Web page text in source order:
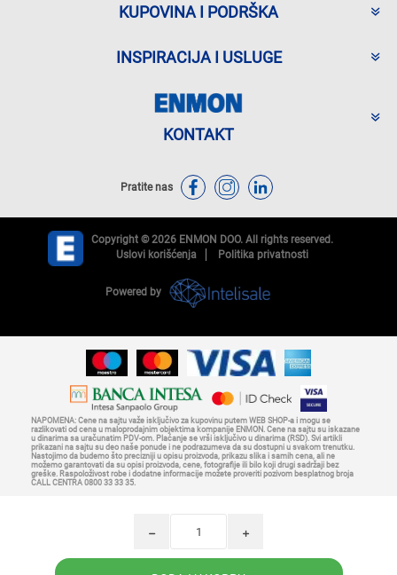
i
h
KUPOVINA I PODRŠKA
INSPIRACIJA I USLUGE
KONTAKT
Pratite nas
Copyright © 2026 ENMON DOO. All rights reserved.
Uslovi korišćenja
Politika privatnosti
Powered by
NAPOMENA: Cene na sajtu važe isključivo za kupovinu putem WEB SHOP-a i mogu se
razlikovati od cena u maloprodajnim objektima kompanije ENMON. Cene na sajtu su iskazane
u dinarima sa uračunatim PDV-om. Plaćanje se vrši isključivo u dinarima (RSD). Svi artikli
prikazani na sajtu su deo naše ponude i ne podrazumeva da su dostupni u svakom trenutku.
Nastojimo da budemo što precizniji u opisu proizvoda, prikazu slika i samih cena, ali ne
možemo garantovati da su opisi proizvoda, cene, fotografije ili bilo koji drugi sadržaji bez
greške. Raspoloživost robe i dodatne informacije možete proveriti pozivom besplatnog broja
CALL CENTRA 0800 33 33 35.